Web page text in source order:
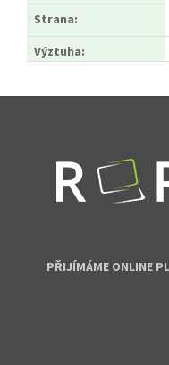
Strana:
Výztuha:
PŘIJÍMÁME ONLINE